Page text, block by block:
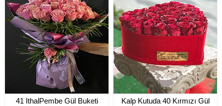
41 IthalPembe Gül Buketi Kalp Kutuda 40 Kırmızı Gül